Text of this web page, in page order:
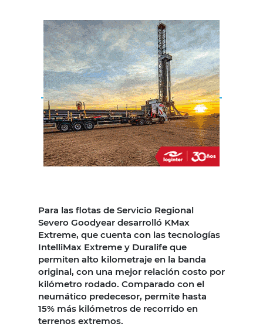
Para las flotas de Servicio Regional
Severo Goodyear desarrolló KMax
Extreme, que cuenta con las tecnologías
IntelliMax Extreme y Duralife que
permiten alto kilometraje en la banda
original, con una mejor relación costo por
kilómetro rodado. Comparado con el
neumático predecesor, permite hasta
15% más kilómetros de recorrido en
terrenos extremos.